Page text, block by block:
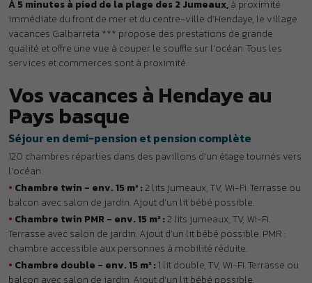
•Chambre twin - env. 15 m² :2 lits jumeaux, TV, Wi-Fi. Terrasse ou
balcon avec salon de jardin. Ajout d’un lit bébé possible.
• Chambre twin PMR - env. 15 m² :
2 lits jumeaux, TV, Wi-Fi.
Terrasse avec salon de jardin. Ajout d’un lit bébé possible. PMR :
chambre accessible aux personnes à mobilité réduite.
• Chambre double - env. 15 m² : 1 lit double, TV, Wi-Fi. Terrasse ou
balcon avec salon de jardin. Ajout d’un lit bébé possible.
Chambre triple - env. 17 m² :
balcon avec salon de jardin. Ajout d’un lit bébé possible.
•Chambre 4 pers. - env. 30 m² :regroupement d’une chambre
twin et d’une chambre double communicantes.
Chambre 5 pers. - env. 32 m² :regroupement d’une chambre
twin et d’une chambre triple communicantes.
Les services
•Inclus : Wi-Fi dans les espaces communs, salon avec grand
écran, kit bébé (lit parapluie, baignoire et chaise-haute sur
demande), parking privé.